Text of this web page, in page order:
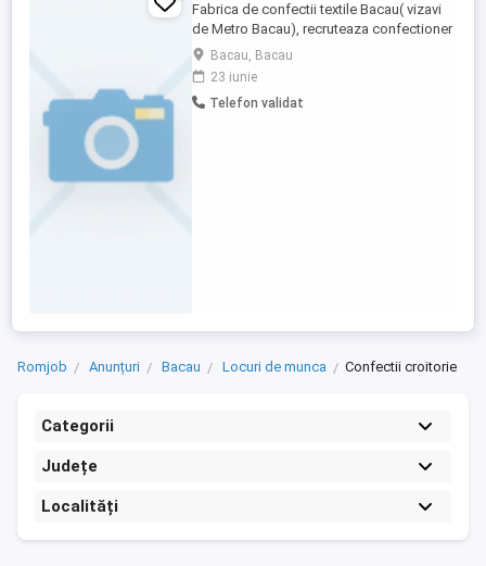
Fabrica de confectii textile Bacau( vizavi
de Metro Bacau), recruteaza confectioner
imbracaminte cu experienta in masina de
cusut de minim 3 ani. Nu exista limita de
varsta si daca esti pensionar si te-ai
plictisit sa stai acasa, noi te asteptam.
Bacau, Bacau
23 iunie
Telefon validat
Romjob Anunțuri Bacau Locuri de munca Confectii croitorie
Categorii
Județe
Localități